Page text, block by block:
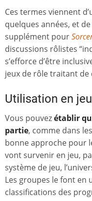
Ces termes viennent
quelques années, et de
supplément pour
discussions rôlistes
s’efforce d’être
jeux de rôle traitant de
Utilisation en jeu
Vous pouvezétablir
partie, comme dans
bonne approche pour
vont survenir en jeu,
système de jeu,
Les groupes le font en
classifications des